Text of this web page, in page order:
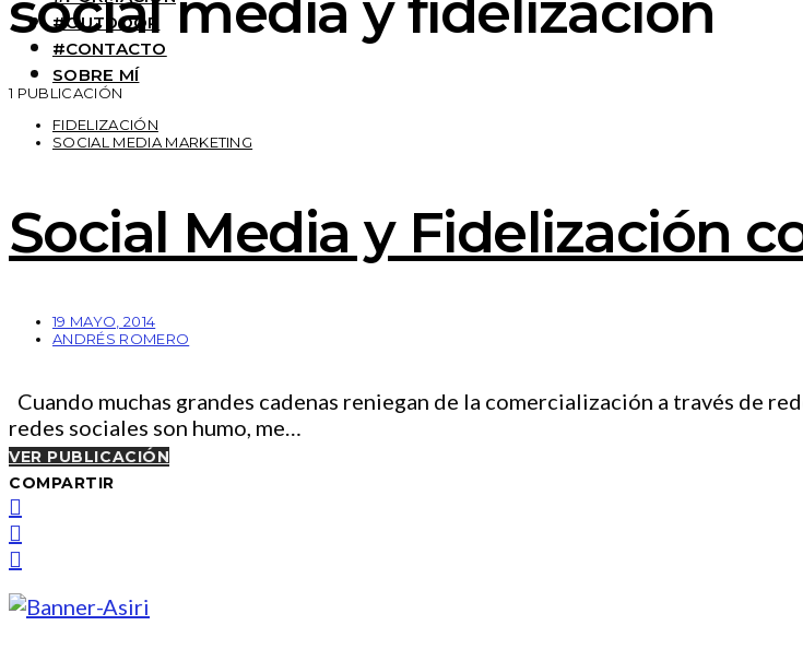
#OUTDOOR
#CONTACTO
SOBRE MÍ
1 PUBLICACIÓN
FIDELIZACIÓN
SOCIAL MEDIA MARKETING
Social Media y Fidelización
19 MAYO, 2014
ANDRÉS ROMERO
Cuando muchas grandes cadenas reniegan de la comercialización a través de
redes sociales son humo, me…
VER PUBLICACIÓN
COMPARTIR